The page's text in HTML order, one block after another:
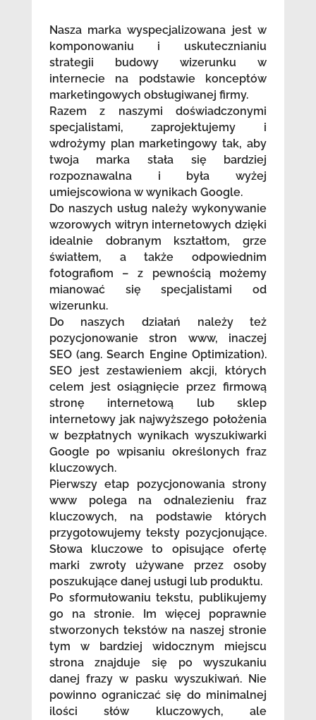
Nasza marka wyspecjalizowana jest w
komponowaniu i uskutecznianiu
strategii budowy wizerunku w
internecie na podstawie konceptów
marketingowych obsługiwanej firmy.
Razem z naszymi doświadczonymi
specjalistami, zaprojektujemy i
wdrożymy plan marketingowy tak, aby
twoja marka stała się bardziej
rozpoznawalna i była wyżej
umiejscowiona w wynikach Google.
Do naszych usług należy wykonywanie
wzorowych witryn internetowych dzięki
idealnie dobranym kształtom, grze
światłem, a także odpowiednim
fotografiom – z pewnością możemy
mianować się specjalistami od
wizerunku.
Do naszych działań należy też
pozycjonowanie stron www, inaczej
SEO (ang. Search Engine Optimization).
SEO jest zestawieniem akcji, których
celem jest osiągnięcie przez firmową
stronę internetową lub sklep
internetowy jak najwyższego położenia
w bezpłatnych wynikach wyszukiwarki
Google po wpisaniu określonych fraz
kluczowych.
Pierwszy etap pozycjonowania strony
www polega na odnalezieniu fraz
kluczowych, na podstawie których
przygotowujemy teksty pozycjonujące.
Słowa kluczowe to opisujące ofertę
marki zwroty używane przez osoby
poszukujące danej usługi lub produktu.
Po sformułowaniu tekstu, publikujemy
go na stronie. Im więcej poprawnie
stworzonych tekstów na naszej stronie
tym w bardziej widocznym miejscu
strona znajduje się po wyszukaniu
danej frazy w pasku wyszukiwań. Nie
powinno ograniczać się do minimalnej
ilości słów kluczowych, ale